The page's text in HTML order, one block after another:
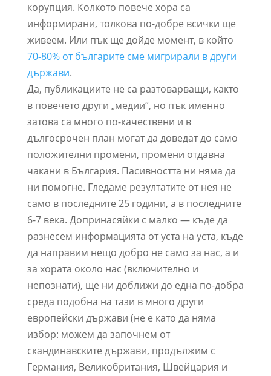
корупция. Колкото повече хора са
информирани, толкова по-добре всички ще
живеем. Или пък ще дойде момент, в който
70-80% от българите сме мигрирали в други
държави.
Да, публикациите не са разтоварващи, както
в повечето други „медии“, но пък именно
затова са много по-качествени и в
дългосрочен план могат да доведат до само
положителни промени, промени отдавна
чакани в България. Пасивността ни няма да
ни помогне. Гледаме резултатите от нея не
само в последните 25 години, а в последните
6-7 века. Допринасяйки с малко — къде да
разнесем информацията от уста на уста, къде
да направим нещо добро не само за нас, а и
за хората около нас (включително и
непознати), ще ни доближи до една по-добра
среда подобна на тази в много други
европейски държави (не е като да няма
избор: можем да започнем от
скандинавските държави, продължим с
Германия, Великобритания, Швейцария и